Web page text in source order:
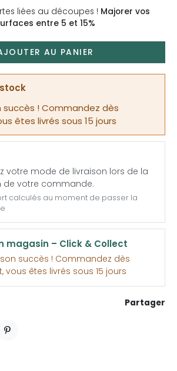
liées au découpes ! Majorer vos
entre 5 et 15%
AU PANIER
! Commandez dès
êtes livrés sous 15 jours
votre mode de livraison lors de la
de votre commande.
calculés au moment de passer la
magasin – Click & Collect
succès ! Commandez dès
vous êtes livrés sous 15 jours
Partager